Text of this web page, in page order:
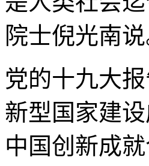
院士倪光南说
党的十九大
新型国家建
中国创新成